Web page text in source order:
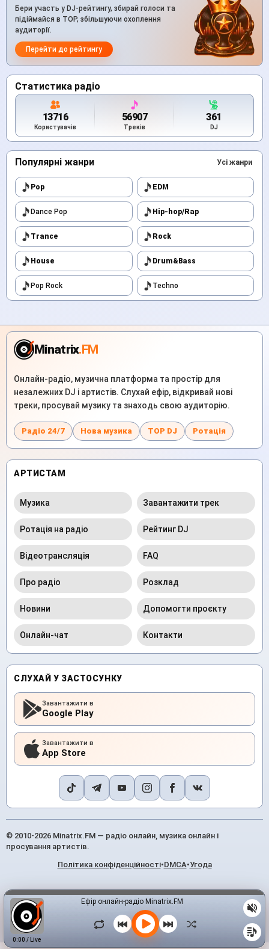
Бери участь у DJ-рейтингу, збирай голоси та
підіймайся в TOP, збільшуючи охоплення
аудиторії.
Перейти до рейтингу
Статистика радіо
13716
Користувачів
56907
Треків
361
DJ
Популярні жанри Усі жанри
Pop EDM
Dance Pop Hip-hop/Rap
Trance Rock
House Drum&Bass
Pop Rock Techno
Minatrix.FM
Онлайн-радіо, музична платформа та простір для
незалежних DJ і артистів. Слухай ефір, відкривай нові
треки, просувай музику та знаходь свою аудиторію.
Радіо 24/7 Нова музика TOP DJ Ротація
АРТИСТАМ
Музика Завантажити трек
Ротація на радіо Рейтинг DJ
Відеотрансляція FAQ
Про радіо Розклад
Новини Допомогти проєкту
Онлайн-чат Контакти
СЛУХАЙ У ЗАСТОСУНКУ
Завантажити в
Google Play
Завантажити в
App Store
© 2010-2026 Minatrix.FM — радіо онлайн, музика онлайн і
просування артистів.
Політика конфіденційності•DMCA•Угода
0:00 / Live
Ефір онлайн-радіо Minatrix.FM